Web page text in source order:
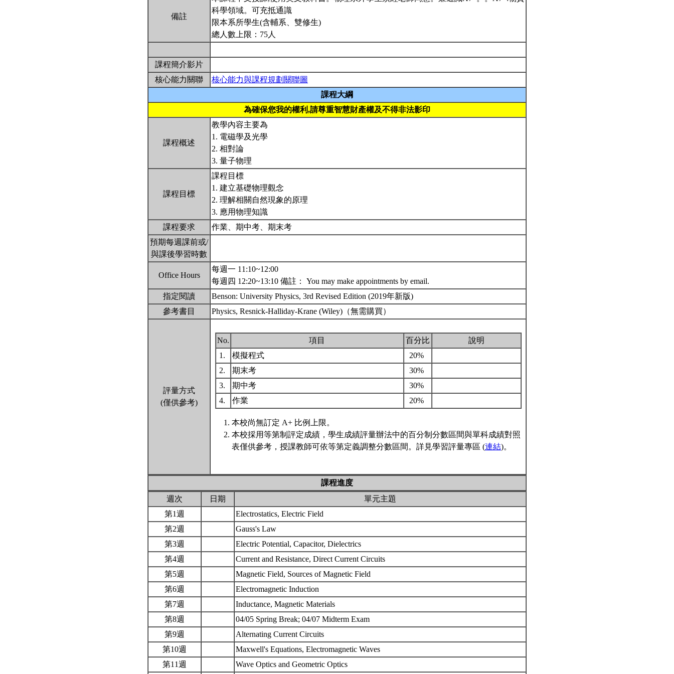
備註
科學領域。可充抵通識
限本系所學生(含輔系、雙修生)
總人數上限：75人
課程簡介影片
核心能力關聯
核心能力與課程規劃關聯圖
課程大綱
為確保您我的權利,請尊重智慧財產權及不得非法影印
課程概述
教學內容主要為
1. 電磁學及光學
2. 相對論
3. 量子物理
課程目標
課程目標
1. 建立基礎物理觀念
2. 理解相關自然現象的原理
3. 應用物理知識
課程要求
作業、期中考、期末考
預期每週課前或/
與課後學習時數
Office Hours
每週一 11:10~12:00
每週四 12:20~13:10 備註： You may make appointments by email.
指定閱讀
Benson: University Physics, 3rd Revised Edition (2019年新版)
參考書目
Physics, Resnick-Halliday-Krane (Wiley)（無需購買）
評量方式
(僅供參考)
No. 項目 百分比
說明
1.
模擬程式
20%
2.
期末考
30%
3.
期中考
30%
4.
作業 20%
本校尚無訂定 A+ 比例上限。
本校採用等第制評定成績，學生成績評量辦法中的百分制分數區間與單科成績對照
表僅供參考，授課教師可依等第定義調整分數區間。詳見學習評量專區 (連結)。
課程進度
週次
日期
單元主題
第1週
Electrostatics, Electric Field
第2週
Gauss's Law
第3週
Electric Potential, Capacitor, Dielectrics
第4週
Current and Resistance, Direct Current Circuits
第5週
Magnetic Field, Sources of Magnetic Field
第6週
Electromagnetic Induction
第7週
Inductance, Magnetic Materials
第8週
04/05 Spring Break; 04/07 Midterm Exam
第9週
Alternating Current Circuits
第10週
Maxwell's Equations, Electromagnetic Waves
第11週
Wave Optics and Geometric Optics